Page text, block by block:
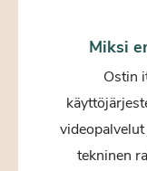
Miksi
Ostin
tekninen